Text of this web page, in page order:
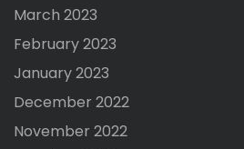
March 2023
February 2023
January 2023
December 2022
November 2022